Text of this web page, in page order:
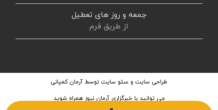
جمعه و روز های تعطیل
از طریق فرم
طراحی سایت و سئو سایت توسط آرمان کمپانی
می توانید باخبرگزاری آرمان نیوز همراه شوید